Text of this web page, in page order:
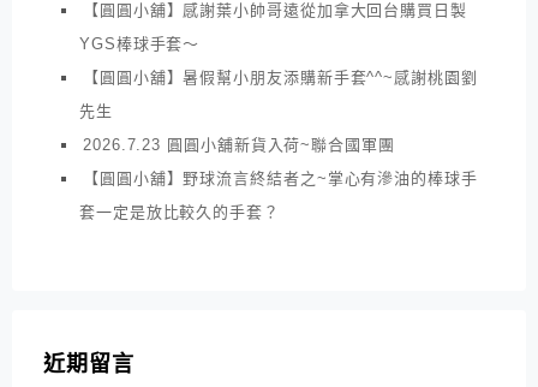
【圓圓小舖】感謝葉小帥哥遠從加拿大回台購買日製
YGS棒球手套～
【圓圓小舖】暑假幫小朋友添購新手套^^~感謝桃園劉
先生
2026.7.23 圓圓小舖新貨入荷~聯合國軍團
【圓圓小舖】野球流言終結者之~掌心有滲油的棒球手
套一定是放比較久的手套？
近期留言